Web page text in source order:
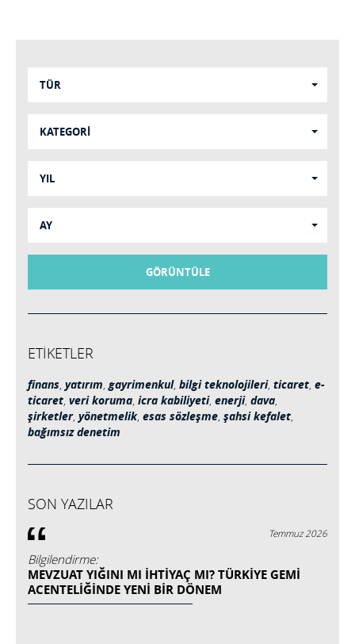
TÜR
KATEGORİ
YIL
AY
GÖRÜNTÜLE
ETİKETLER
finans, yatırım,gayrimenkul, bilgi teknolojileri, ticaret, e-
ticaret, veri koruma, icra kabiliyeti, enerji, dava,
şirketler, yönetmelik, esas sözleşme, şahsi kefalet,
bağımsız denetim
SON YAZILAR
Temmuz 2026
Bilgilendirme:
MEVZUAT YIĞINI MI İHTIYAÇ MI? TÜRKIYE GEMI
ACENTELIĞINDE YENI BIR DÖNEM